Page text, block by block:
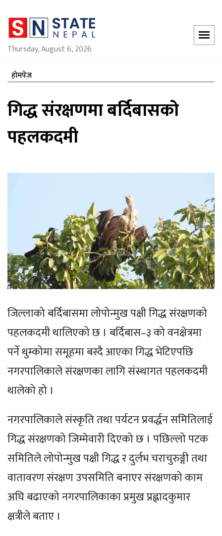
Thursday, August 6, 2026
होमपेज
गिद्ध संरक्षणमा बर्दिबासको
पहलकदमी
जिल्लाको बर्दिबासमा लोपोन्मुख पक्षी गिद्ध संरक्षणको
पहलकदमी थालिएको छ । बर्दिबास–३ को वनक्षेत्रमा
पर्ने थुम्कोमा समूहमा बस्दै आएका गिद्ध भेटिएपछि
नगरपालिकाले संरक्षणका लागि संस्थागत पहलकदमी
थालेको हो ।
नगरपालिकाले संस्कृति तथा पर्यटन प्रवर्द्धन समितिलाई
गिद्ध संरक्षणको जिम्मेवारी दिएको छ । पछिल्लो पटक
समितिले लोपोन्मुख पक्षी गिद्ध र दुर्लभ चराचुरुङ्गी तथा
वातावरण संरक्षण उपसमिति बनाएर संरक्षणको काम
अघि बढाएको नगरपालिकाका प्रमुख प्रह्लादकुमार
क्षत्रीले बताए ।